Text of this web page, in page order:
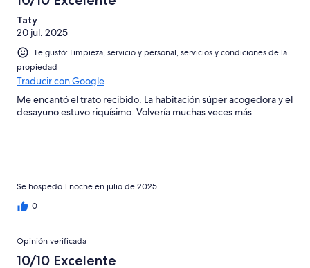
Taty
20 jul. 2025
Le gustó: Limpieza, servicio y personal, servicios y condiciones de la
propiedad
Traducir con Google
Me encantó el trato recibido. La habitación súper acogedora y el
desayuno estuvo riquísimo. Volvería muchas veces más
Se hospedó 1 noche en julio de 2025
0
Opinión verificada
10/10 Excelente